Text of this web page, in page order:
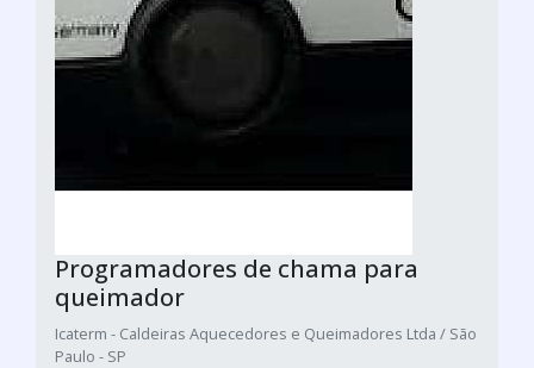
Programadores de chama para
queimador
Icaterm - Caldeiras Aquecedores e Queimadores Ltda / São
Paulo - SP